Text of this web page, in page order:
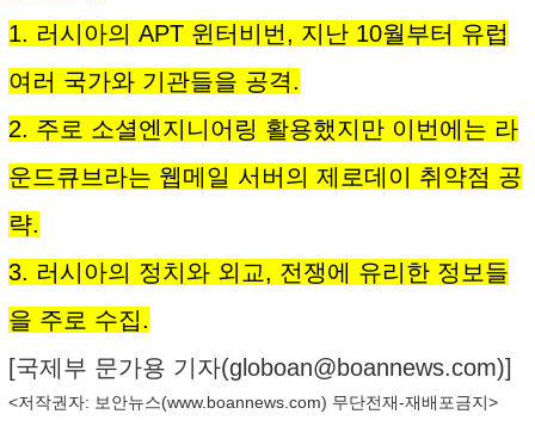
1. 러시아의 APT 윈터비번, 지난 10월부터 유럽
여러 국가와 기관들을 공격.
2. 주로 소셜엔지니어링 활용했지만 이번에는 라
운드큐브라는 웹메일 서버의 제로데이 취약점 공
략.
3. 러시아의 정치와 외교, 전쟁에 유리한 정보들
을 주로 수집.
[국제부 문가용 기자(globoan@boannews.com)]
<저작권자: 보안뉴스(www.boannews.com) 무단전재-재배포금지>